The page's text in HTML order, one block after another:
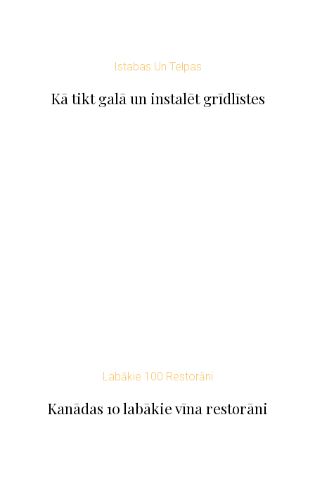
Istabas Un Telpas
Kā tikt galā un instalēt grīdlīstes
Labākie 100 Restorāni
Kanādas 10 labākie vīna restorāni